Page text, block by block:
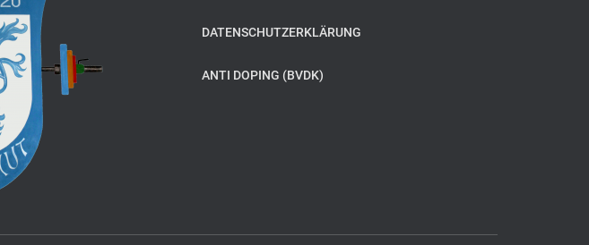
DATENSCHUTZERKLÄRUNG
ANTI DOPING (BVDK)